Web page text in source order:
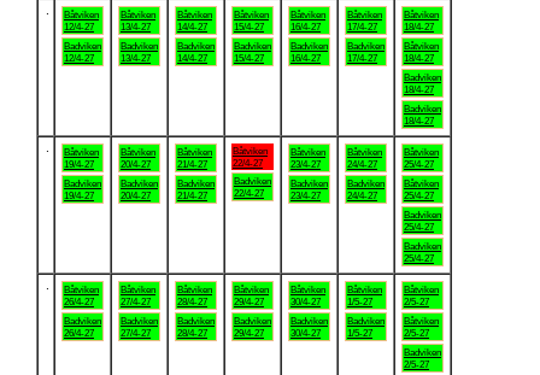
Båtviken
12/4-27
Badviken
12/4-27
Båtviken
13/4-27
Badviken
13/4-27
Båtviken
14/4-27
Badviken
14/4-27
Båtviken
15/4-27
Badviken
15/4-27
Båtviken
16/4-27
Badviken
16/4-27
Båtviken
17/4-27
Badviken
17/4-27
Båtviken
18/4-27
Båtviken
18/4-27
Badviken
18/4-27
Badviken
18/4-27
Båtviken
19/4-27
Badviken
19/4-27
Båtviken
20/4-27
Badviken
20/4-27
Båtviken
21/4-27
Badviken
21/4-27
Båtviken
22/4-27
Badviken
22/4-27
Båtviken
23/4-27
Badviken
23/4-27
Båtviken
24/4-27
Badviken
24/4-27
Båtviken
25/4-27
Båtviken
25/4-27
Badviken
25/4-27
Badviken
25/4-27
Båtviken
26/4-27
Badviken
26/4-27
Båtviken
27/4-27
Badviken
27/4-27
Båtviken
28/4-27
Badviken
28/4-27
Båtviken
29/4-27
Badviken
29/4-27
Båtviken
30/4-27
Badviken
30/4-27
Båtviken
1/5-27
Badviken
1/5-27
Båtviken
2/5-27
Båtviken
2/5-27
Badviken
2/5-27